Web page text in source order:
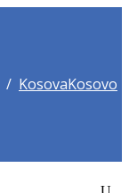
/ KosovaKosovo